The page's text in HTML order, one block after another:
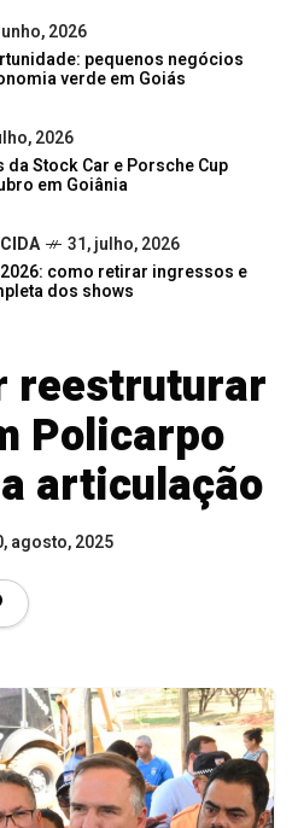
2026
pequenos negócios
verde em Goiás
2026
da Stock Car e Porsche Cup
em Goiânia
31, julho, 2026
como retirar ingressos e
dos shows
reestruturar
Policarpo
articulação
agosto, 2025